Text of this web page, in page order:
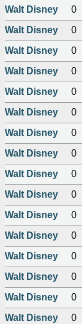
Walt Disney
0
Walt Disney
0
Walt Disney
0
Walt Disney
0
Walt Disney
0
Walt Disney
0
Walt Disney
0
Walt Disney
0
Walt Disney
0
Walt Disney
0
Walt Disney
0
Walt Disney
0
Walt Disney
0
Walt Disney
0
Walt Disney
0
Walt Disney
0